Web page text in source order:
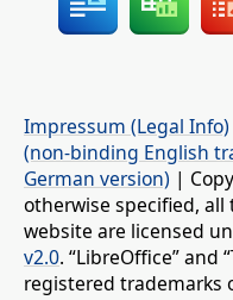
Impressum (Legal Info)
(non-binding English
German version) |
otherwise specified,
website are licensed
v2.0. “LibreOffice” and
registered trademarks